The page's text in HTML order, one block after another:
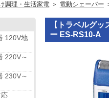
調理・生活家電 ＞ 電動シェーバー
120V地
220V～
230V～
【トラベルグ
ー ES-RS10-A